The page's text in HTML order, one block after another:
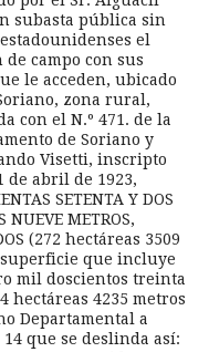
subasta pública sin
el
campo con sus
le acceden, ubicado
zona rural,
con el N.º 471. de la
de Soriano y
Visetti, inscripto
de abril de 1923,
SETENTA Y DOS
NUEVE METROS,
(272 hectáreas 3509
que incluye
mil doscientos treinta
hectáreas 4235 metros
Departamental a
que se deslinda así: